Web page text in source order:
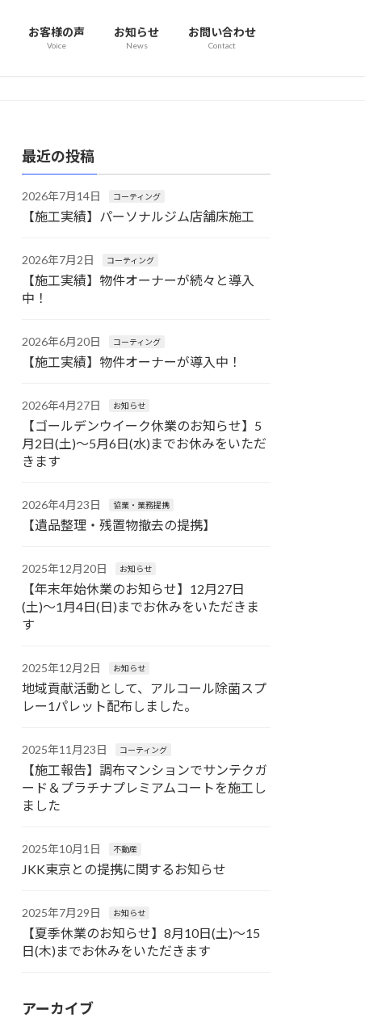
お客様の声
Voice
お知らせ
News
お問い合わせ
Contact
最近の投稿
2026年7月14日 コーティング
【施工実績】パーソナルジム店舗床施工
2026年7月2日 コーティング
【施工実績】物件オーナーが続々と導入
中！
2026年6月20日 コーティング
【施工実績】物件オーナーが導入中！
2026年4月27日 お知らせ
【ゴールデンウイーク休業のお知らせ】5
月2日(土)〜5月6日(水)までお休みをいただ
きます
2026年4月23日 協業・業務提携
【遺品整理・残置物撤去の提携】
2025年12月20日 お知らせ
【年末年始休業のお知らせ】12月27日
(土)〜1月4日(日)までお休みをいただきま
す
2025年12月2日 お知らせ
地域貢献活動として、アルコール除菌スプ
レー1パレット配布しました。
2025年11月23日 コーティング
【施工報告】調布マンションでサンテクガ
ード＆プラチナプレミアムコートを施工し
ました
2025年10月1日 不動産
JKK東京との提携に関するお知らせ
2025年7月29日 お知らせ
【夏季休業のお知らせ】8月10日(土)〜15
日(木)までお休みをいただきます
アーカイブ